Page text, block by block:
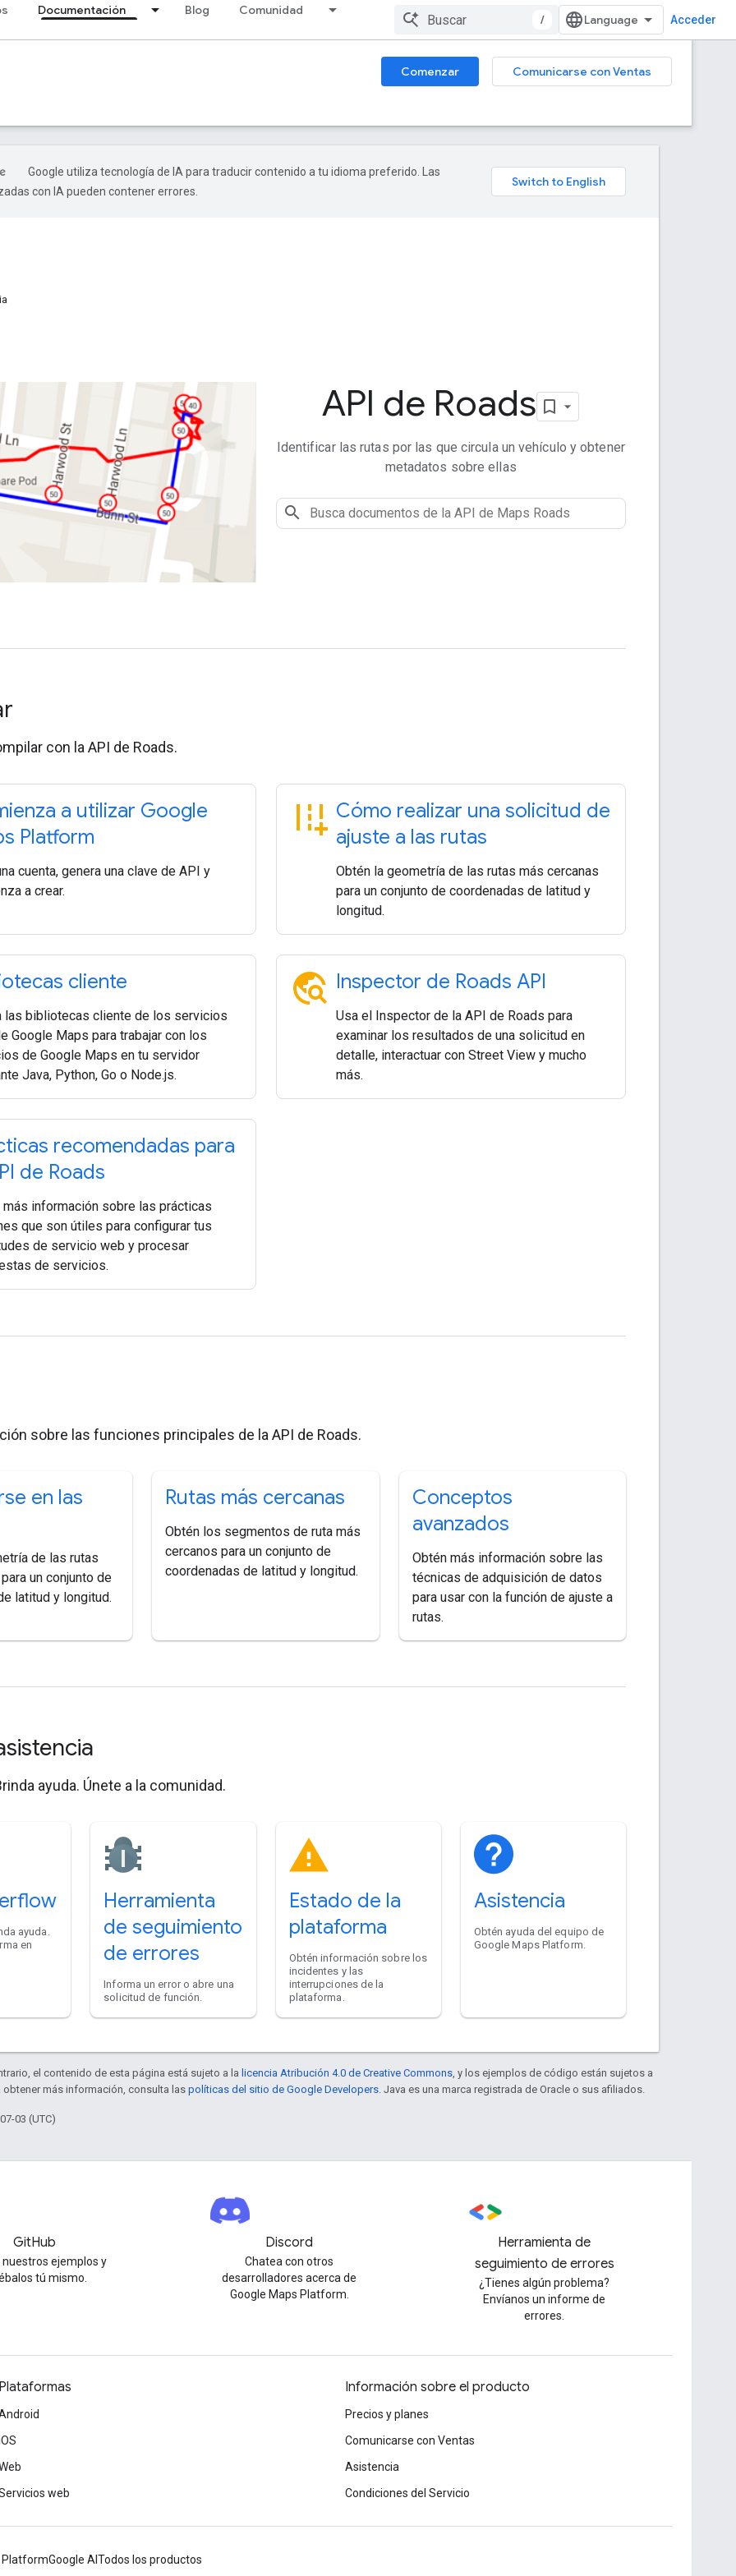
Documentación Blog Comunidad
/ Acceder
Comenzar
Comunicarse con Ventas
Google utiliza tecnología de IA para traducir contenido a tu idioma preferido. Las
con IA pueden contener errores.
API de Roads
Identificar las rutas por las que circula un vehículo y obtener
metadatos sobre ellas
con la API de Roads.
a utilizar Google
Platform
cuenta, genera una clave de API y
a crear.
add_road Cómo realizar una solicitud de
ajuste a las rutas
Obtén la geometría de las rutas más cercanas
para un conjunto de coordenadas de latitud y
longitud.
cliente
las bibliotecas cliente de los servicios
Google Maps para trabajar con los
de Google Maps en tu servidor
Java, Python, Go o Node.js.
travel_explore Inspector de Roads API
Usa el Inspector de la API de Roads para
examinar los resultados de una solicitud en
detalle, interactuar con Street View y mucho
más.
recomendadas para
de Roads
más información sobre las prácticas
que son útiles para configurar tus
de servicio web y procesar
de servicios.
sobre las funciones principales de la API de Roads.
en las
de las rutas
para un conjunto de
latitud y longitud.
Rutas más cercanas
Obtén los segmentos de ruta más
cercanos para un conjunto de
coordenadas de latitud y longitud.
Conceptos
avanzados
Obtén más información sobre las
técnicas de adquisición de datos
para usar con la función de ajuste a
rutas.
ayuda. Únete a la comunidad.
ayuda.
en
Herramienta
de seguimiento
de errores
Informa un error o abre una
solicitud de función.
Estado de la
plataforma
Obtén información sobre los
incidentes y las
interrupciones de la
plataforma.
Asistencia
Obtén ayuda del equipo de
Google Maps Platform.
el contenido de esta página está sujeto a la licencia Atribución 4.0 de Creative Commons , y los ejemplos de código están sujetos a
obtener más información, consulta las políticas del sitio de Google Developers . Java es una marca registrada de Oracle o sus afiliados.
03 (UTC)
GitHub
nuestros ejemplos y
tú mismo.
Discord
Chatea con otros
desarrolladores acerca de
Google Maps Platform.
Herramienta de
seguimiento de errores
¿Tienes algún problema?
Envíanos un informe de
errores.
Plataformas
web
Información sobre el producto
Precios y planes
Comunicarse con Ventas
Asistencia
Condiciones del Servicio
PlatformGoogle AI Todos los productos